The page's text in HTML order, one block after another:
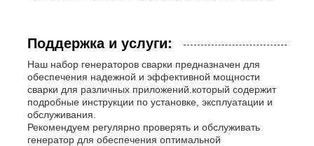
Поддержка и услуги:
Наш набор генераторов сварки предназначен для
обеспечения надежной и эффективной мощности
сварки для различных приложений.который содержит
подробные инструкции по установке, эксплуатации и
обслуживания.
Рекомендуем регулярно проверять и обслуживать
генератор для обеспечения оптимальной